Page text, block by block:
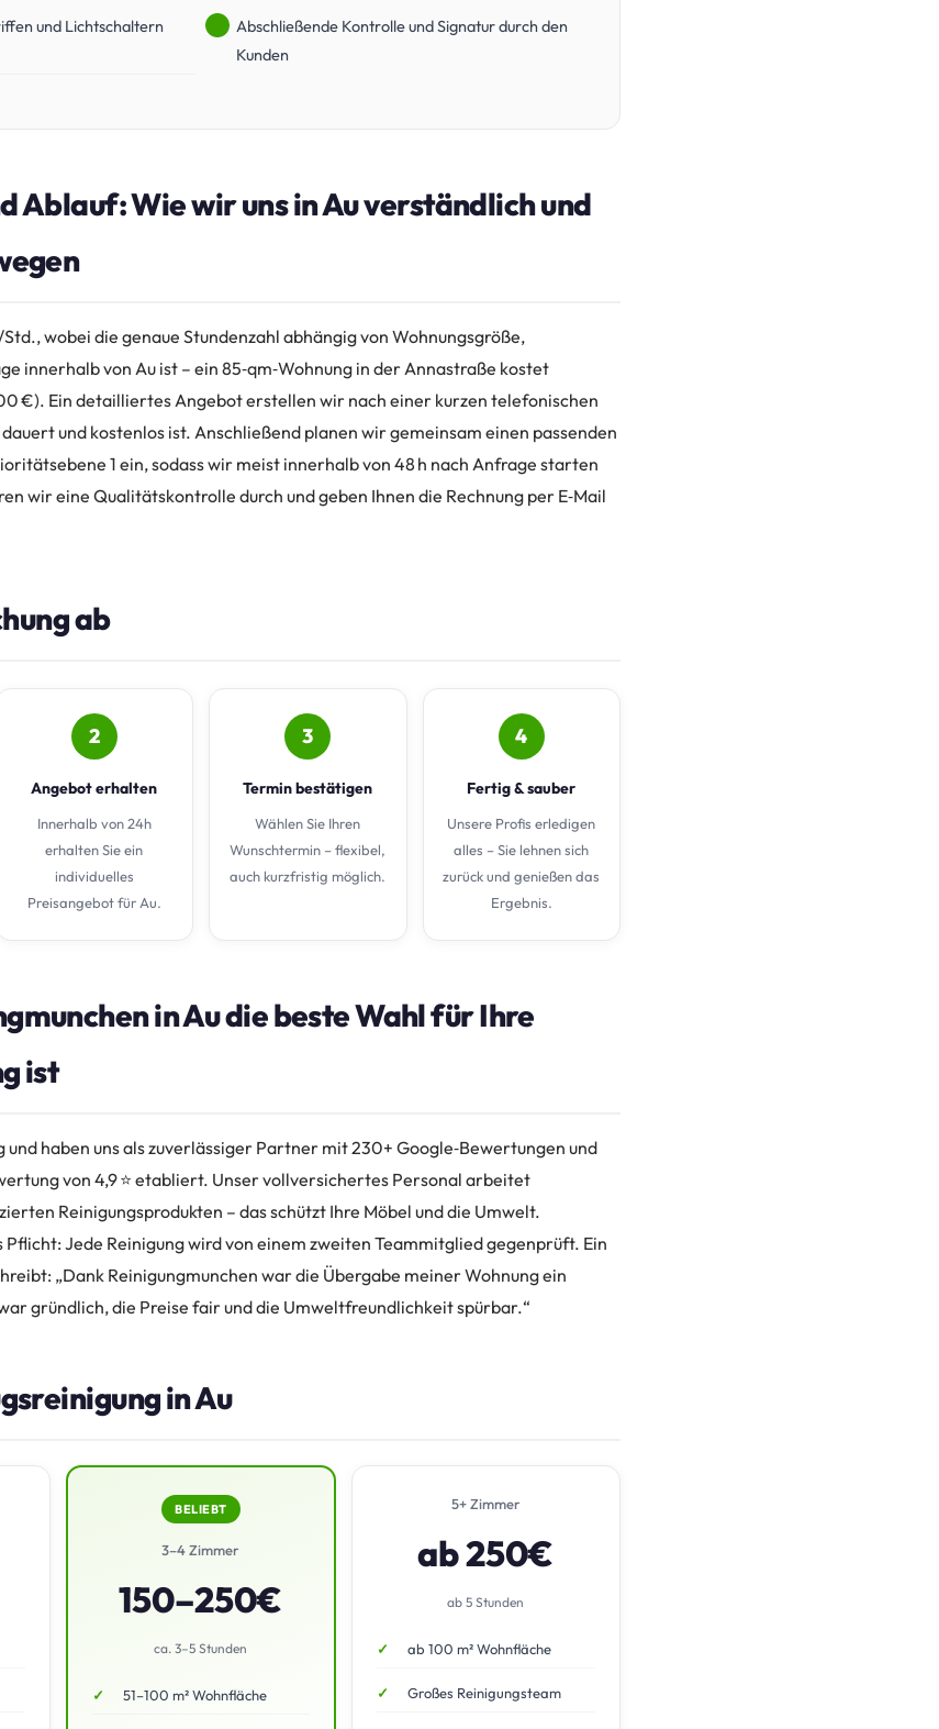
und Lichtschaltern
Abschließende Kontrolle und Signatur durch den
Kunden
Ablauf: Wie wir uns in Au verständlich und
wobei die genaue Stundenzahl abhängig von Wohnungsgröße,
innerhalb von Au ist – ein 85‑qm‑Wohnung in der Annastraße kostet
€). Ein detailliertes Angebot erstellen wir nach einer kurzen telefonischen
und kostenlos ist. Anschließend planen wir gemeinsam einen passenden
1 ein, sodass wir meist innerhalb von 48 h nach Anfrage starten
wir eine Qualitätskontrolle durch und geben Ihnen die Rechnung per E‑Mail
ab
2
Angebot erhalten
Innerhalb von 24h
erhalten Sie ein
individuelles
Preisangebot für Au.
3
Termin bestätigen
Wählen Sie Ihren
Wunschtermin – flexibel,
auch kurzfristig möglich.
4
Fertig & sauber
Unsere Profis erledigen
alles – Sie lehnen sich
zurück und genießen das
Ergebnis.
in Au die beste Wahl für Ihre
ist
haben uns als zuverlässiger Partner mit 230+ Google‑Bewertungen und
von 4,9 ⭐ etabliert. Unser vollversichertes Personal arbeitet
Reinigungsprodukten – das schützt Ihre Möbel und die Umwelt.
Jede Reinigung wird von einem zweiten Teammitglied gegenprüft. Ein
„Dank Reinigungmunchen war die Übergabe meiner Wohnung ein
gründlich, die Preise fair und die Umweltfreundlichkeit spürbar.“
in Au
BELIEBT
3–4 Zimmer
150–250€
ca. 3–5 Stunden
51–100 m² Wohnfläche
5+ Zimmer
ab 250€
ab 5 Stunden
ab 100 m² Wohnfläche
Großes Reinigungsteam